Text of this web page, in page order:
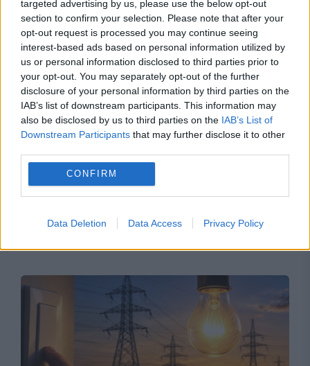
targeted advertising by us, please use the below opt-out
section to confirm your selection. Please note that after your
opt-out request is processed you may continue seeing
interest-based ads based on personal information utilized by
us or personal information disclosed to third parties prior to
your opt-out. You may separately opt-out of the further
disclosure of your personal information by third parties on the
IAB’s list of downstream participants. This information may
also be disclosed by us to third parties on the IAB’s List of
Downstream Participants that may further disclose it to other
CONFIRM
Data Deletion Data Access Privacy Policy
SOCIAL
Harta salariilor din România se rescrie. Ce